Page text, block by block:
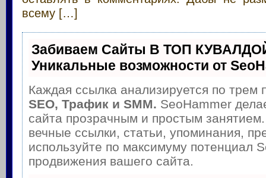
всему […]
Забиваем Сайты В ТОП
Уникальные возможности от
Каждая ссылка анализируется по трем
SEO, Трафик и SMM. SeoHammer
сайта прозрачным и простым
вечные ссылки, статьи, упоминания,
используйте по максимуму потенциал
продвижения вашего сайта.